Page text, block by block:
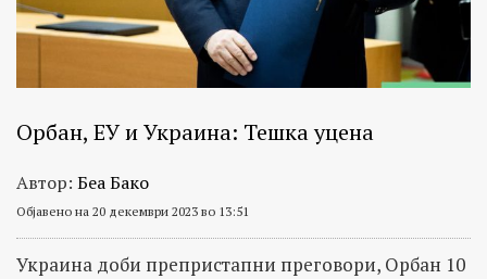
Орбан, ЕУ и Украина: Тешка уцена
Автор: Беа Бако
Објавено на 20 декември 2023 во 13:51
Украина доби препристапни преговори, Орбан 10